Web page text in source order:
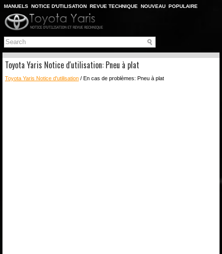
MANUELS NOTICE D'UTILISATION REVUE TECHNIQUE NOUVEAU POPULAIRE
PLAN DU SITE
CHERCHER
Toyota Yaris Notice d'utilisation: Pneu à plat
Toyota Yaris Notice d'utilisation / En cas de problèmes: Pneu à plat